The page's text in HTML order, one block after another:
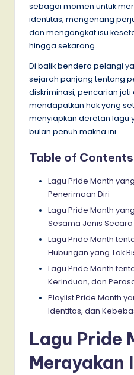
sebagai momen untuk
identitas, mengenang
dan mengangkat isu
hingga sekarang.
Di balik bendera pelangi
sejarah panjang tentang
diskriminasi, pencarian
mendapatkan hak yang
menyiapkan deretan lagu
bulan penuh makna ini.
Table of Contents
Lagu Pride Month
Penerimaan Diri
Lagu Pride Month
Sesama Jenis
Lagu Pride Month
Hubungan yang Tak
Lagu Pride Month
Kerinduan, dan
Playlist Pride Month
Identitas, dan
Lagu Pride
Merayakan